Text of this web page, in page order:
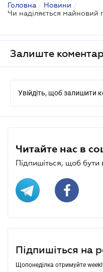
Головна / Новини /
Залиште коментар
Увійдіть, щоб залишити
Читайте нас в
Підпишіться, щоб бути
Підпишіться на
Щопонеділка отримуйте